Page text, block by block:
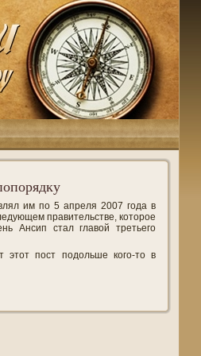
им по 5 апреля 2007 года в
правительстве, которое
Ансип стал главой третьего
этот пост подольше кого-то в